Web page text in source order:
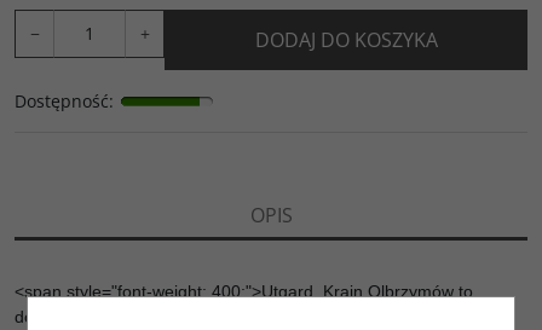
− + DODAJ DO KOSZYKA
Dostępność:
OPIS
<span style="font-weight: 400;">Utgard, Krain Olbrzymów to
dodatek wprowadzający nową domenę - Utgard, a także lodowe